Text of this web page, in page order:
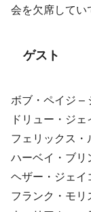
会を欠席してい
ゲスト
ボブ・ペイジ –
ドリュー・ジ
フェリックス・
ハーベイ・ブリ
ヘザー・ジェイ
フランク・モリ